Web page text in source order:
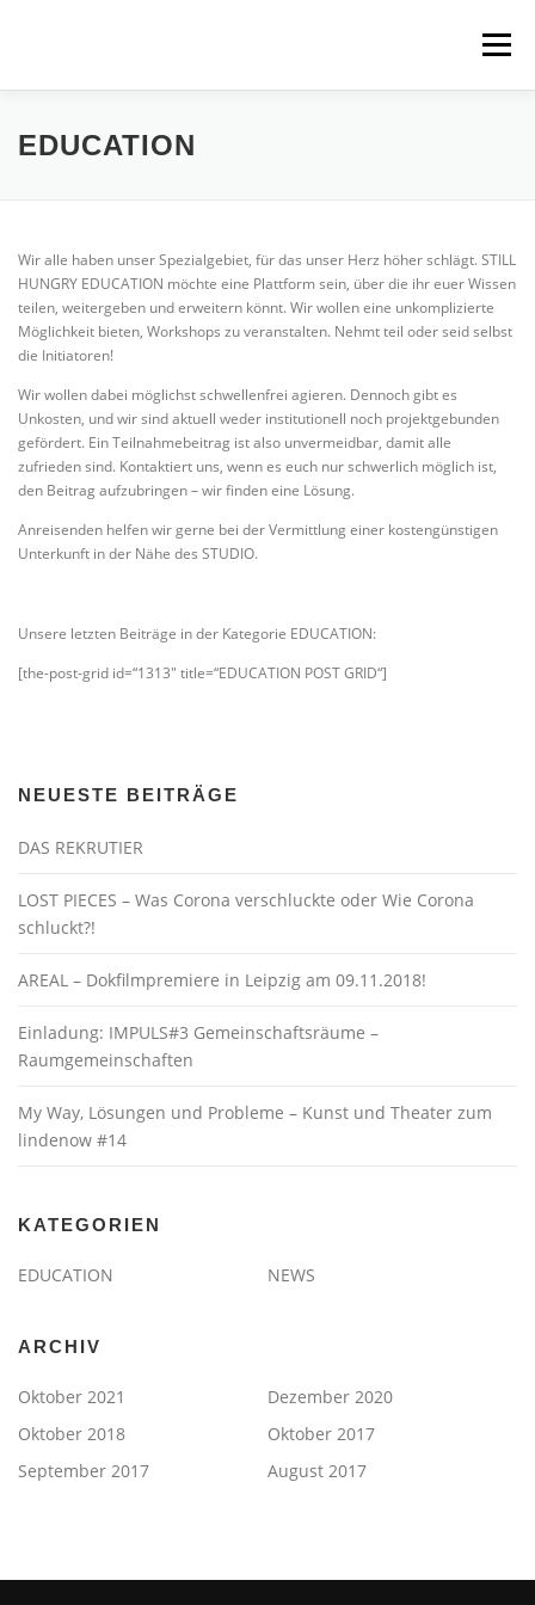
Menü
STILL HUNGRY
EDUCATION
Wir alle haben unser Spezialgebiet, für das unser Herz höher schlägt. STILL
HUNGRY EDUCATION möchte eine Plattform sein, über die ihr euer Wissen
teilen, weitergeben und erweitern könnt. Wir wollen eine unkomplizierte
Möglichkeit bieten, Workshops zu veranstalten. Nehmt teil oder seid selbst
die Initiatoren!
Wir wollen dabei möglichst schwellenfrei agieren. Dennoch gibt es
Unkosten, und wir sind aktuell weder institutionell noch projektgebunden
gefördert. Ein Teilnahmebeitrag ist also unvermeidbar, damit alle
zufrieden sind. Kontaktiert uns, wenn es euch nur schwerlich möglich ist,
den Beitrag aufzubringen – wir finden eine Lösung.
Anreisenden helfen wir gerne bei der Vermittlung einer kostengünstigen
Unterkunft in der Nähe des STUDIO.
Unsere letzten Beiträge in der Kategorie EDUCATION:
[the-post-grid id=“1313″ title=“EDUCATION POST GRID“]
NEUESTE BEITRÄGE
DAS REKRUTIER
LOST PIECES – Was Corona verschluckte oder Wie Corona
schluckt?!
AREAL – Dokfilmpremiere in Leipzig am 09.11.2018!
Einladung: IMPULS#3 Gemeinschaftsräume –
Raumgemeinschaften
My Way, Lösungen und Probleme – Kunst und Theater zum
lindenow #14
KATEGORIEN
EDUCATION NEWS
ARCHIV
Oktober 2021
Dezember 2020
Oktober 2018
Oktober 2017
September 2017
August 2017